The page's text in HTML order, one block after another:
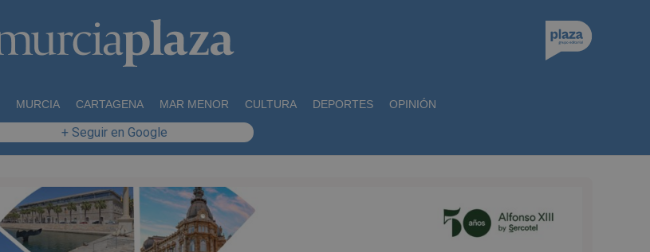
MURCIA CARTAGENA MAR MENOR CULTURA DEPORTES OPINIÓN
+ Seguir en Google